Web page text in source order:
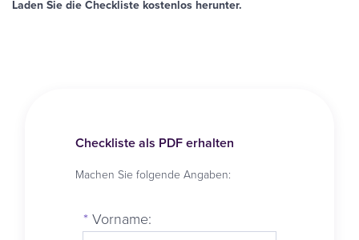
Laden Sie die Checkliste kostenlos herunter.
Checkliste als PDF erhalten
Machen Sie folgende Angaben:
*Vorname: